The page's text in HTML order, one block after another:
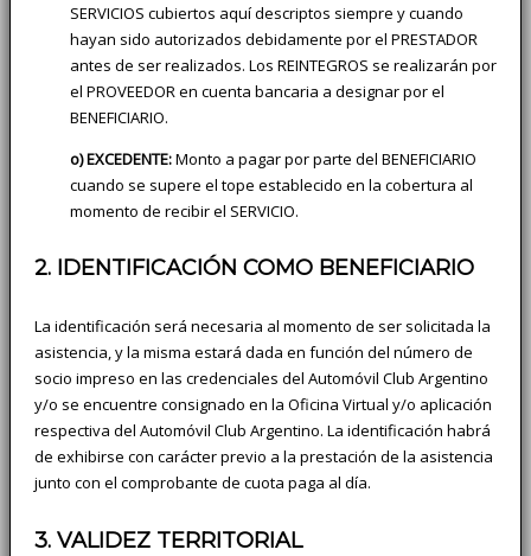
SERVICIOS cubiertos aquí descriptos siempre y cuando
hayan sido autorizados debidamente por el PRESTADOR
antes de ser realizados. Los REINTEGROS se realizarán por
el PROVEEDOR en cuenta bancaria a designar por el
BENEFICIARIO.
o) EXCEDENTE:Monto a pagar por parte del BENEFICIARIO
cuando se supere el tope establecido en la cobertura al
momento de recibir el SERVICIO.
2. IDENTIFICACIÓN COMO BENEFICIARIO
La identificación será necesaria al momento de ser solicitada la
asistencia, y la misma estará dada en función del número de
socio impreso en las credenciales del Automóvil Club Argentino
y/o se encuentre consignado en la Oficina Virtual y/o aplicación
respectiva del Automóvil Club Argentino. La identificación habrá
de exhibirse con carácter previo a la prestación de la asistencia
junto con el comprobante de cuota paga al día.
3. VALIDEZ TERRITORIAL